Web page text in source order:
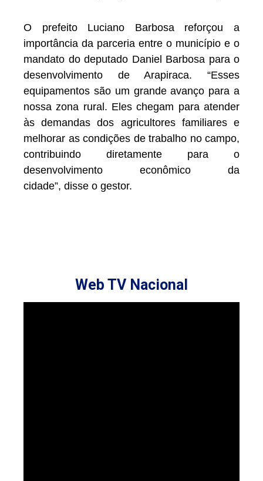
O prefeito Luciano Barbosa reforçou a
importância da parceria entre o município e o
mandato do deputado Daniel Barbosa para o
desenvolvimento de Arapiraca. “Esses
equipamentos são um grande avanço para a
nossa zona rural. Eles chegam para atender
às demandas dos agricultores familiares e
melhorar as condições de trabalho no campo,
contribuindo diretamente para o
desenvolvimento econômico da
cidade”, disse o gestor.
Web TV Nacional